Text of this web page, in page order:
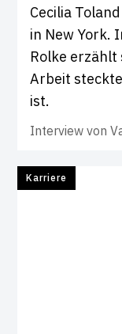
Cecilia
in New York.
Rolke erzählt
Arbeit
ist.
Interview von
Karriere